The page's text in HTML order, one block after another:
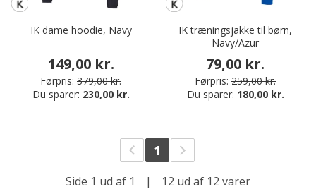
IK dame hoodie, Navy
149,00 kr.
Førpris: 379,00 kr.
Du sparer: 230,00 kr.
IK træningsjakke til børn,
Navy/Azur
79,00 kr.
Førpris: 259,00 kr.
Du sparer: 180,00 kr.
1
Side 1 ud af 1 | 12 ud af 12 varer